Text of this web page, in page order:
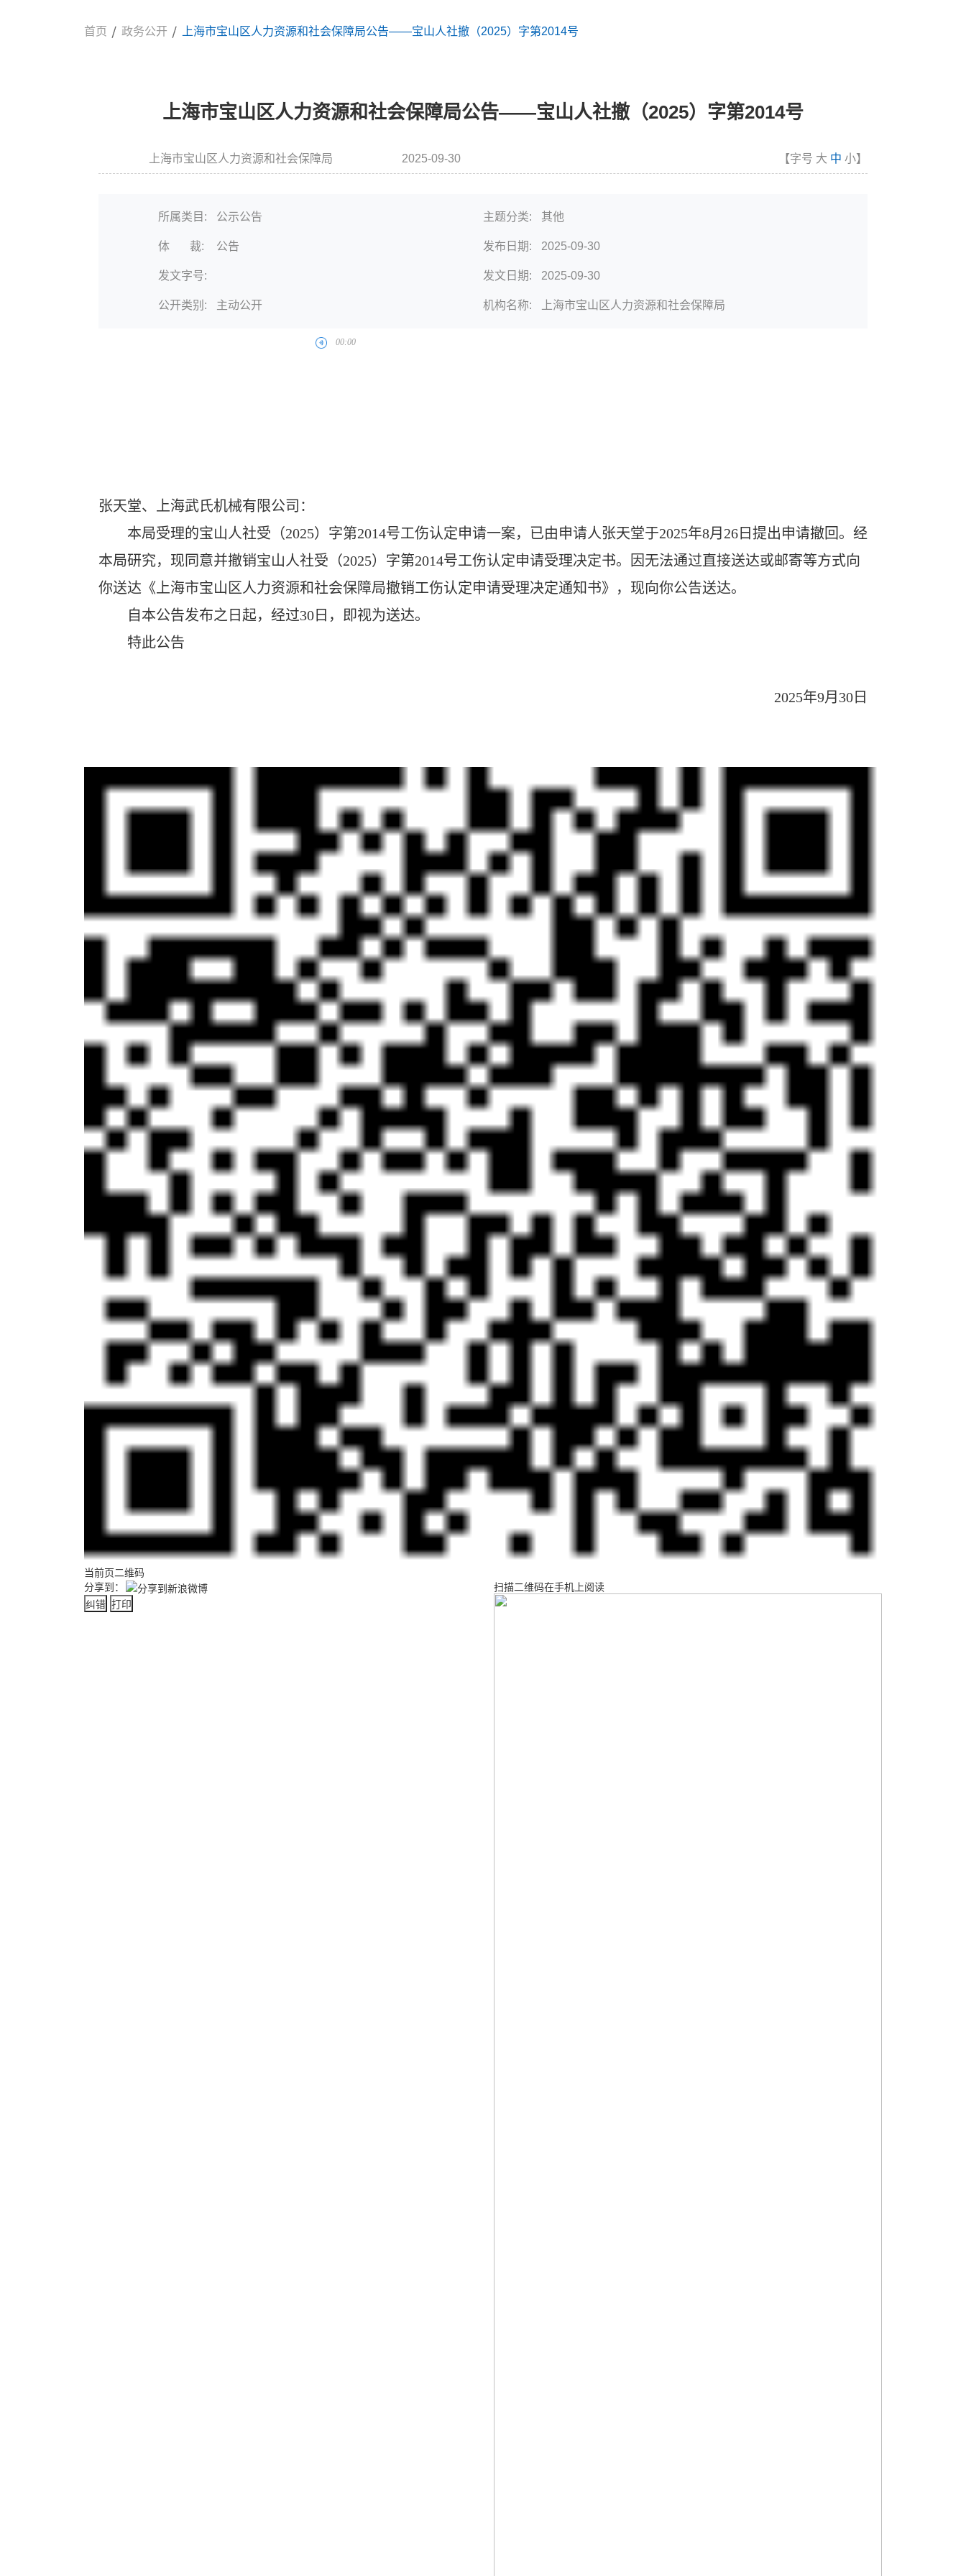
首页 政务公开 上海市宝山区人力资源和社会保障局公告——宝山人社撤（2025）字第2014号
上海市宝山区人力资源和社会保障局公告——宝山人社撤（2025）字第2014号
上海市宝山区人力资源和社会保障局 2025-09-30 【字号 大 中 小】
所属类目: 公示公告 主题分类: 其他
体 裁: 公告 发布日期: 2025-09-30
发文字号: 发文日期: 2025-09-30
公开类别: 主动公开 机构名称: 上海市宝山区人力资源和社会保障局
张天堂、上海武氏机械有限公司：
本局受理的宝山人社受（2025）字第2014号工伤认定申请一案，已由申请人张天堂于2025年8月 26 日提出申请撤回。经
本局研究，现同意并撤销宝山人社受（2025）字第2014号工伤认定申请受理决定书。因无法通过直接送达或邮寄等方式向
你送达《上海市宝山区人力资源和社会保障局撤销工伤认定申请受理决定通知书》，现向你公告送达。
自本公告发布之日起，经过30 日，即视为送达。
特此公告
2025年9月 30 日
当前页二维码
分享到：
纠错 打印
扫描二维码在手机上阅读